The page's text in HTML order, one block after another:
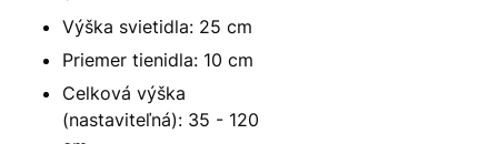
Výška svietidla: 25 cm
Priemer tienidla: 10 cm
Celková výška
(nastaviteľná): 35 - 120